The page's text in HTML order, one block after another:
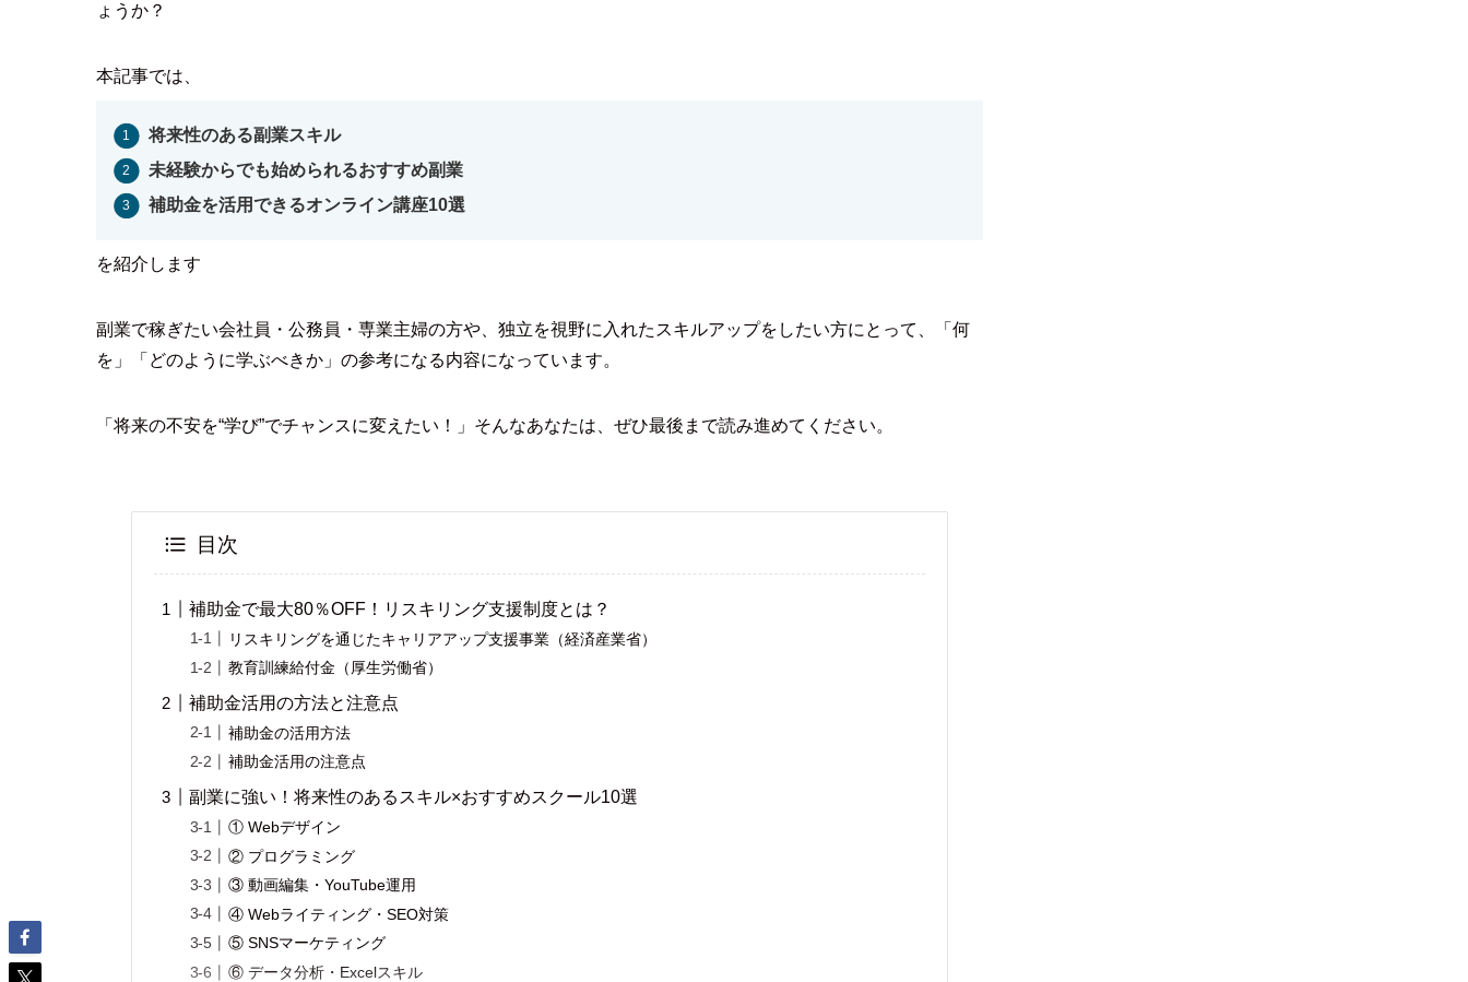
ょうか？
本記事では、
将来性のある副業スキル
未経験からでも始められるおすすめ副業
補助金を活用できるオンライン講座10選
を紹介します
副業で稼ぎたい会社員・公務員・専業主婦の方や、独立を視野に入れたスキルアップをしたい方にとって、「何
を」「どのように学ぶべきか」の参考になる内容になっています。
「将来の不安を“学び”でチャンスに変えたい！」そんなあなたは、ぜひ最後まで読み進めてください。
目次
補助金で最大80％OFF！リスキリング支援制度とは？
リスキリングを通じたキャリアアップ支援事業（経済産業省）
教育訓練給付金（厚生労働省）
補助金活用の方法と注意点
補助金の活用方法
補助金活用の注意点
副業に強い！将来性のあるスキル×おすすめスクール10選
① Webデザイン
② プログラミング
③ 動画編集・YouTube運用
④ Webライティング・SEO対策
⑤ SNSマーケティング
⑥ データ分析・Excelスキル